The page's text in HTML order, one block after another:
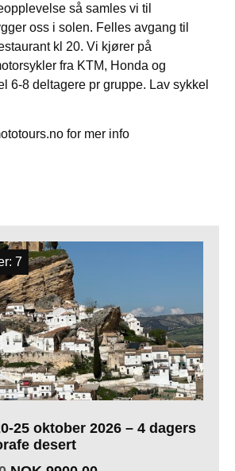
så samles vi til
oss i solen. Felles avgang til
kl 20. Vi kjører på
fra KTM, Honda og
6-8 deltagere pr gruppe. Lav sykkel
for mer info
25 oktober 2026 – 4 dagers
desert
7